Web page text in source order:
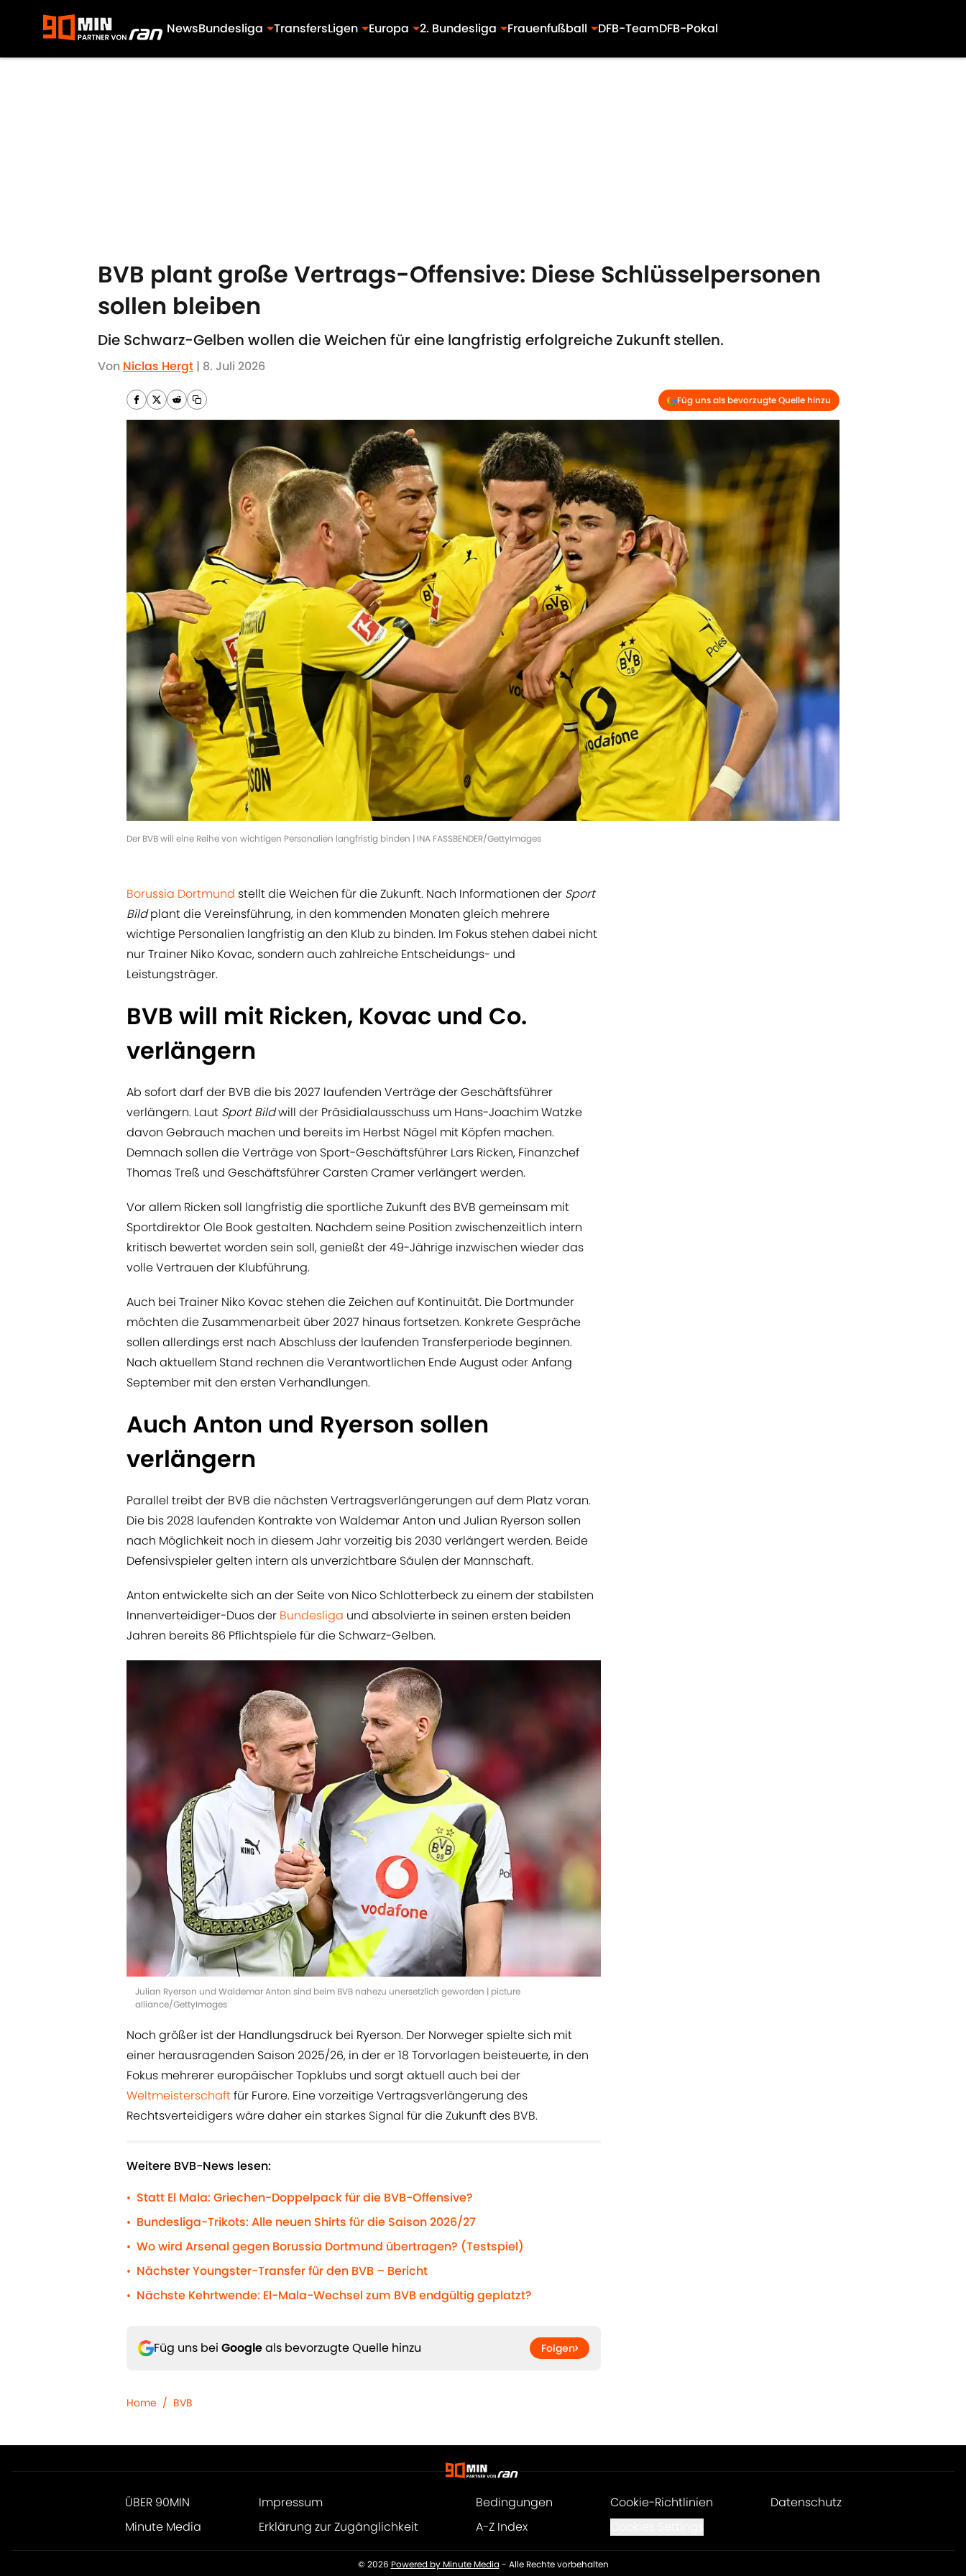
NewsBundesliga TransfersLigen Europa 2. Bundesliga Frauenfußball DFB-TeamDFB-Pokal
BVB plant große Vertrags-Offensive: Diese Schlüsselpersonen
sollen bleiben
Die Schwarz-Gelben wollen die Weichen für eine langfristig erfolgreiche Zukunft stellen.
Von Niclas Hergt | 8. Juli 2026
Füg uns als bevorzugte Quelle hinzu
Der BVB will eine Reihe von wichtigen Personalien langfristig binden | INA FASSBENDER/GettyImages
Borussia Dortmund stellt die Weichen für die Zukunft. Nach Informationen der Sport
Bildplant die Vereinsführung, in den kommenden Monaten gleich mehrere
wichtige Personalien langfristig an den Klub zu binden. Im Fokus stehen dabei nicht
nur Trainer Niko Kovac, sondern auch zahlreiche Entscheidungs- und
Leistungsträger.
BVB will mit Ricken, Kovac und Co.
verlängern
Ab sofort darf der BVB die bis 2027 laufenden Verträge der Geschäftsführer
verlängern. Laut Sport Bildwill der Präsidialausschuss um Hans-Joachim Watzke
davon Gebrauch machen und bereits im Herbst Nägel mit Köpfen machen.
Demnach sollen die Verträge von Sport-Geschäftsführer Lars Ricken, Finanzchef
Thomas Treß und Geschäftsführer Carsten Cramer verlängert werden.
Vor allem Ricken soll langfristig die sportliche Zukunft des BVB gemeinsam mit
Sportdirektor Ole Book gestalten. Nachdem seine Position zwischenzeitlich intern
kritisch bewertet worden sein soll, genießt der 49-Jährige inzwischen wieder das
volle Vertrauen der Klubführung.
Auch bei Trainer Niko Kovac stehen die Zeichen auf Kontinuität. Die Dortmunder
möchten die Zusammenarbeit über 2027 hinaus fortsetzen. Konkrete Gespräche
sollen allerdings erst nach Abschluss der laufenden Transferperiode beginnen.
Nach aktuellem Stand rechnen die Verantwortlichen Ende August oder Anfang
September mit den ersten Verhandlungen.
Auch Anton und Ryerson sollen
verlängern
Parallel treibt der BVB die nächsten Vertragsverlängerungen auf dem Platz voran.
Die bis 2028 laufenden Kontrakte von Waldemar Anton und Julian Ryerson sollen
nach Möglichkeit noch in diesem Jahr vorzeitig bis 2030 verlängert werden. Beide
Defensivspieler gelten intern als unverzichtbare Säulen der Mannschaft.
Anton entwickelte sich an der Seite von Nico Schlotterbeck zu einem der stabilsten
Innenverteidiger-Duos der Bundesliga und absolvierte in seinen ersten beiden
Jahren bereits 86 Pflichtspiele für die Schwarz-Gelben.
Julian Ryerson und Waldemar Anton sind beim BVB nahezu unersetzlich geworden | picture
alliance/GettyImages
Noch größer ist der Handlungsdruck bei Ryerson. Der Norweger spielte sich mit
einer herausragenden Saison 2025/26, in der er 18 Torvorlagen beisteuerte, in den
Fokus mehrerer europäischer Topklubs und sorgt aktuell auch bei der
Weltmeisterschaftfür Furore. Eine vorzeitige Vertragsverlängerung des
Rechtsverteidigers wäre daher ein starkes Signal für die Zukunft des BVB.
Weitere BVB-News lesen:
• Statt El Mala: Griechen-Doppelpack für die BVB-Offensive?
• Bundesliga-Trikots: Alle neuen Shirts für die Saison 2026/27
• Wo wird Arsenal gegen Borussia Dortmund übertragen? (Testspiel)
• Nächster Youngster-Transfer für den BVB – Bericht
• Nächste Kehrtwende: El-Mala-Wechsel zum BVB endgültig geplatzt?
Füg uns bei Googleals bevorzugte Quelle hinzu Folgen
Home / BVB
ÜBER 90MIN Impressum Bedingungen Cookie-Richtlinien
Datenschutz
Minute Media
Erklärung zur Zugänglichkeit A-Z Index
© 2026 Powered by Minute Media- Alle Rechte vorbehalten